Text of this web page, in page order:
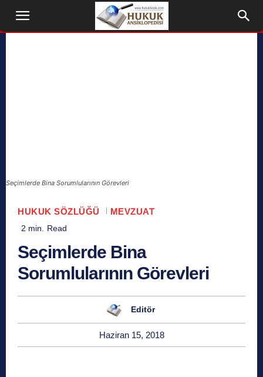
Seçimlerde Bina Sorumlularının Görevleri
HUKUK SÖZLÜĞÜ MEVZUAT
2 min. Read
Seçimlerde Bina
Sorumlularının Görevleri
Editör
Haziran 15, 2018